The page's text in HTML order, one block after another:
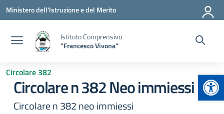
Vai ai contenuti
Vai al menu di navigazione
Vai al footer
Ministero dell'Istruzione e del Merito
Istituto Comprensivo
"Francesco Vivona"
Circolare 382
Circolare n 382 Neo immiessi
Circolare n 382 neo immiessi